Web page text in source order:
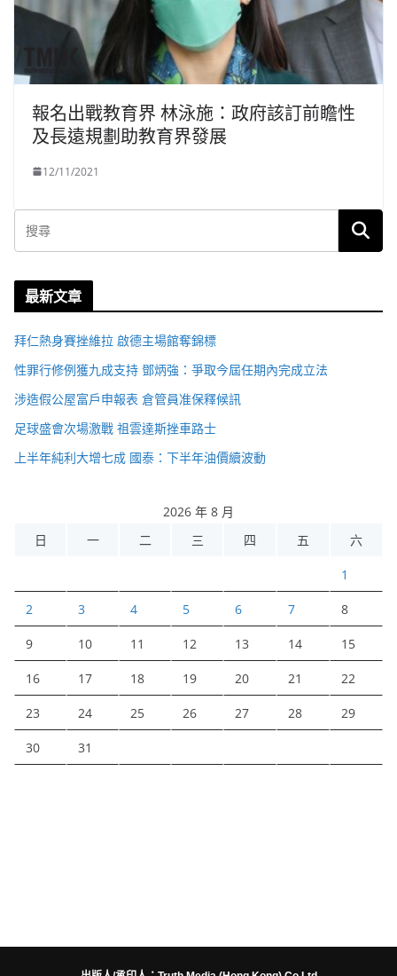
報名出戰教育界 林泳施：政府該訂前瞻性
及長遠規劃助教育界發展
12/11/2021
最新文章
拜仁熱身賽挫維拉 啟德主場館奪錦標
性罪行修例獲九成支持 鄧炳強：爭取今屆任期內完成立法
涉造假公屋富戶申報表 倉管員准保釋候訊
足球盛會次場激戰 祖雲達斯挫車路士
上半年純利大增七成 國泰：下半年油價續波動
2026 年 8 月
日
一 二 三 四 五 六
1
2 3 4 5 6 7 8
9 10 11 12 13 14 15
16 17 18 19 20 21 22
23 24 25 26 27 28 29
30 31